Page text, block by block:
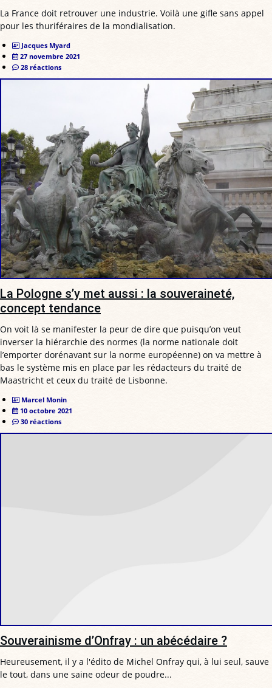
La France doit retrouver une industrie. Voilà une gifle sans appel
pour les thuriféraires de la mondialisation.
Jacques Myard
27 novembre 2021
28 réactions
La Pologne s’y met aussi : la souveraineté,
concept tendance
On voit là se manifester la peur de dire que puisqu’on veut
inverser la hiérarchie des normes (la norme nationale doit
l’emporter dorénavant sur la norme européenne) on va mettre à
bas le système mis en place par les rédacteurs du traité de
Maastricht et ceux du traité de Lisbonne.
Marcel Monin
10 octobre 2021
30 réactions
Souverainisme d’Onfray : un abécédaire ?
Heureusement, il y a l'édito de Michel Onfray qui, à lui seul, sauve
le tout, dans une saine odeur de poudre...